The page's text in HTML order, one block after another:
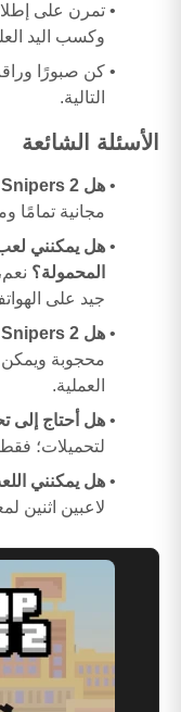
تمرن على
وكسب اليد
كن صبورًا
التالية.
الأسئلة الشائعة
هل Rooftop Snipers 2 مجانية للعب؟
مجانية تمامًا
المحمولة؟
جيد على
هل Rooftop Snipers 2 غير محجوبة؟
محجوبة ويمكن
العملية.
هل أحتاج إلى
لتحميلات؛
هل يمكنني
لاعبين اثنين